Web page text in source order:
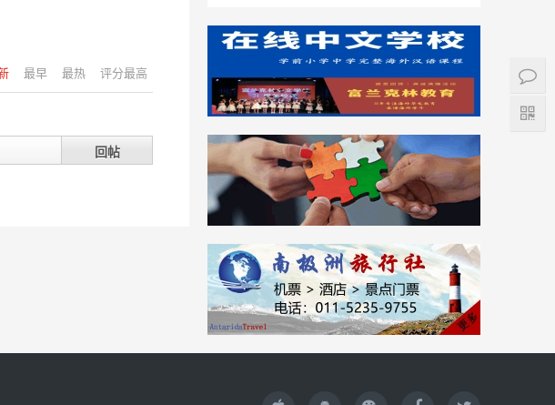
最早 最热 评分最高
回帖